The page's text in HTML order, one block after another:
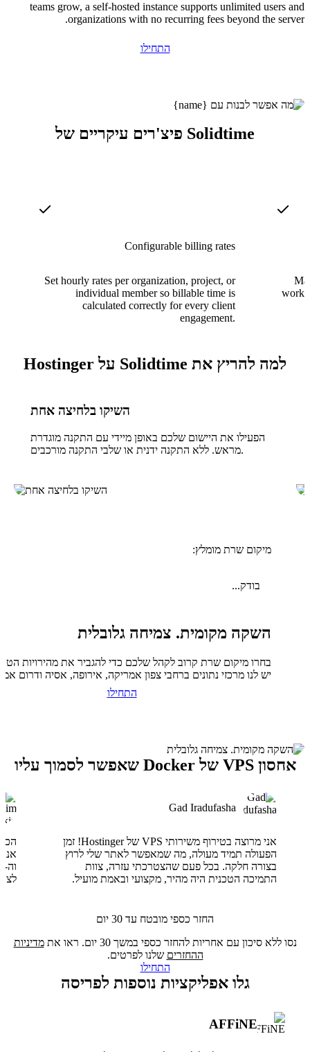
teams grow, a self-hosted instance supports unlimited users and
organizations with no recurring fees beyond the server.
התחילו
פיצ'רים עיקריים של Solidtime
Configurable billing rates
Set hourly rates per organization, project, or
individual member so billable time is
calculated correctly for every client
engagement.
למה להריץ את Solidtime על Hostinger
השיקו בלחיצה אחת
הפעילו את היישום שלכם באופן מיידי עם התקנה מוגדרת
מראש. ללא התקנה ידנית או שלבי התקנה מורכבים.
מיקום שרת מומלץ:
בודק...
השקה מקומית. צמיחה גלובלית
בחרו מיקום שרת קרוב לקהל שלכם כדי להגביר את מהירויות
יש לנו מרכזי נתונים ברחבי צפון אמריקה, אירופה, אסיה ודרום
התחילו
אחסון VPS של Docker שאפשר לסמוך עליו
Gad Iradufasha
אני מרוצה בטירוף משירותי VPS של Hostinger! זמן
הפעולה תמיד מעולה, מה שמאפשר לאתר שלי לרוץ
בצורה חלקה. בכל פעם שהצטרכתי עזרה, צוות
התמיכה הטכנית היה מהיר, מקצועי ובאמת מועיל.
החזר כספי מובטח עד 30 יום
נסו ללא סיכון עם אחריות להחזר כספי במשך 30 יום. ראו את
מדיניות
ההחזרים שלנו לפרטים.
התחילו
גלו אפליקציות נוספות לפריסה
AFFiNE